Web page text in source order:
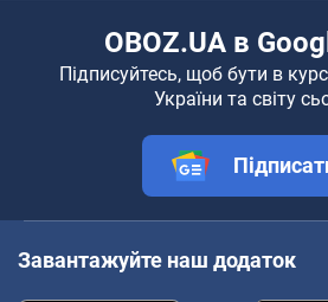
OBOZ.UA в
Підписуйтесь, щоб бути в
України та світу
Завантажуйте наш додаток